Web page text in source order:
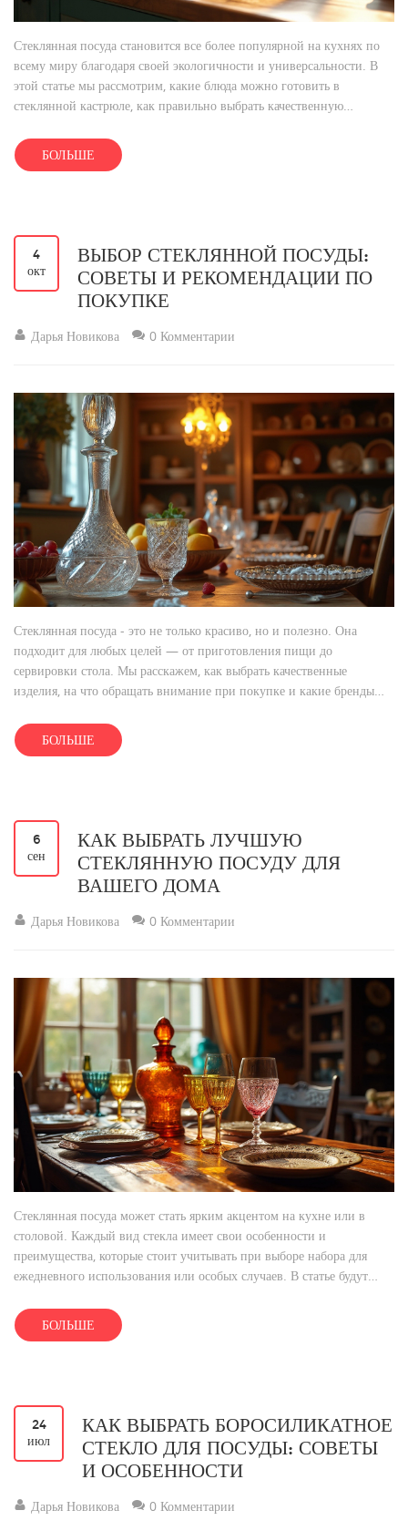
Стеклянная посуда становится все более популярной на кухнях по
всему миру благодаря своей экологичности и универсальности. В
этой статье мы рассмотрим, какие блюда можно готовить в
стеклянной кастрюле, как правильно выбрать качественную
внимание нюансам использования стеклянной посуды в
современных кухонных процессах.
БОЛЬШЕ
4
окт
ВЫБОР СТЕКЛЯННОЙ ПОСУДЫ:
СОВЕТЫ И РЕКОМЕНДАЦИИ ПО
ПОКУПКЕ
Дарья Новикова 0 Комментарии
Стеклянная посуда - это не только красиво, но и полезно. Она
подходит для любых целей — от приготовления пищи до
сервировки стола. Мы расскажем, как выбрать качественные
изделия, на что обращать внимание при покупке и какие бренды
удобство на кухне.
БОЛЬШЕ
6
сен
КАК ВЫБРАТЬ ЛУЧШУЮ
СТЕКЛЯННУЮ ПОСУДУ ДЛЯ
ВАШЕГО ДОМА
Дарья Новикова 0 Комментарии
Стеклянная посуда может стать ярким акцентом на кухне или в
столовой. Каждый вид стекла имеет свои особенности и
преимущества, которые стоит учитывать при выборе набора для
ежедневного использования или особых случаев. В статье будут
по уходу, что поможет сделать правильный выбор. Узнайте, как
правильно подчеркнуть интерьер с помощью правильной
БОЛЬШЕ
24
июл
КАК ВЫБРАТЬ БОРОСИЛИКАТНОЕ
СТЕКЛО ДЛЯ ПОСУДЫ: СОВЕТЫ
И ОСОБЕННОСТИ
Дарья Новикова 0 Комментарии